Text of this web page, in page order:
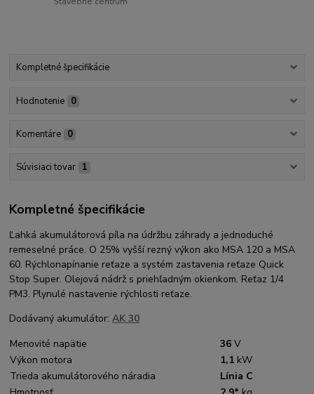
Kompletné špecifikácie
Hodnotenie 0
Komentáre 0
Súvisiaci tovar 1
Kompletné špecifikácie
Ľahká akumulátorová píla na údržbu záhrady a jednoduché
remeselné práce. O 25% vyšší rezný výkon ako MSA 120 a MSA
60. Rýchlonapínanie reťaze a systém zastavenia reťaze Quick
Stop Super. Olejová nádrž s priehľadným okienkom. Reťaz 1/4
PM3. Plynulé nastavenie rýchlosti reťaze.
Dodávaný akumulátor:AK 30
Menovité napätie
36 V
Výkon motora
1,1 kW
Trieda akumulátorového náradia
Línia C